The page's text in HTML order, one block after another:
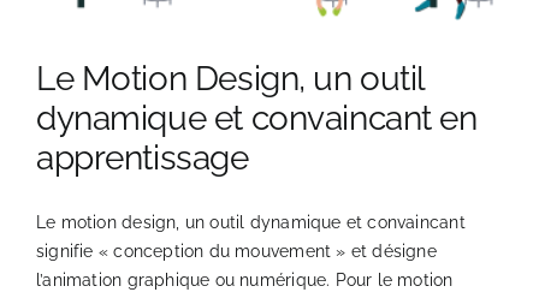
Le Motion Design, un outil
dynamique et convaincant en
apprentissage
Le motion design, un outil dynamique et convaincant
signifie « conception du mouvement » et désigne
l’animation graphique ou numérique. Pour le motion